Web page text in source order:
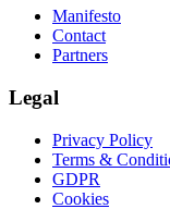
Manifesto
Contact
Partners
Legal
Privacy Policy
Terms &
GDPR
Cookies